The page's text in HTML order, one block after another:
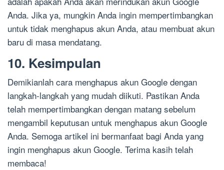
Anda. Jika ya, mungkin Anda ingin mempertimbangkan
untuk tidak menghapus akun Anda, atau membuat akun
baru di masa mendatang.
10. Kesimpulan
Demikianlah cara menghapus akun Google dengan
langkah-langkah yang mudah diikuti. Pastikan Anda
telah mempertimbangkan dengan matang sebelum
mengambil keputusan untuk menghapus akun Google
Anda. Semoga artikel ini bermanfaat bagi Anda yang
ingin menghapus akun Google. Terima kasih telah
membaca!